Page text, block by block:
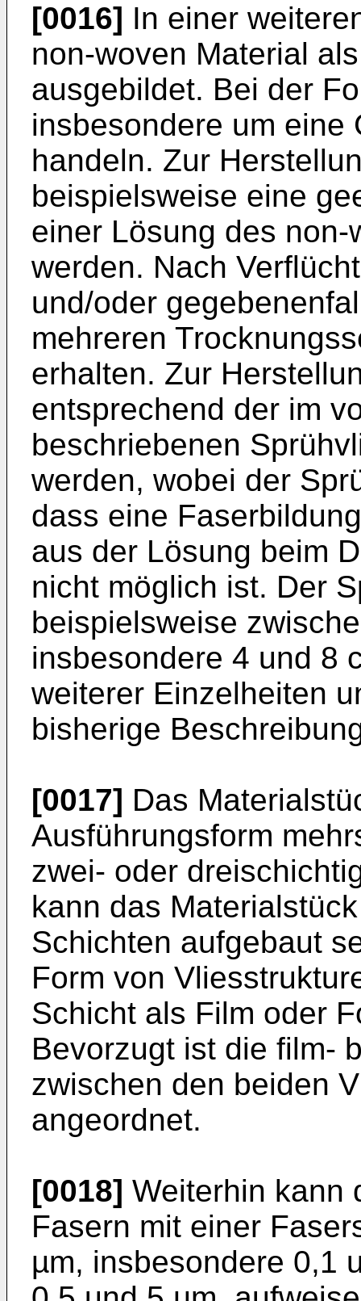
[0016] In einer
non-woven Material
ausgebildet. Bei der
insbesondere um eine
handeln. Zur
beispielsweise eine
einer Lösung des
werden. Nach
und/oder
mehreren
erhalten. Zur
entsprechend der im
beschriebenen
werden, wobei der
dass eine
aus der Lösung beim
nicht möglich ist. Der
beispielsweise
insbesondere 4 und 8
weiterer Einzelheiten
bisherige
[0017] Das
Ausführungsform
zwei- oder
kann das
Schichten aufgebaut
Form von
Schicht als Film oder
Bevorzugt ist die film-
zwischen den beiden
angeordnet.
[0018] Weiterhin kann
Fasern mit einer
µm, insbesondere 0,1